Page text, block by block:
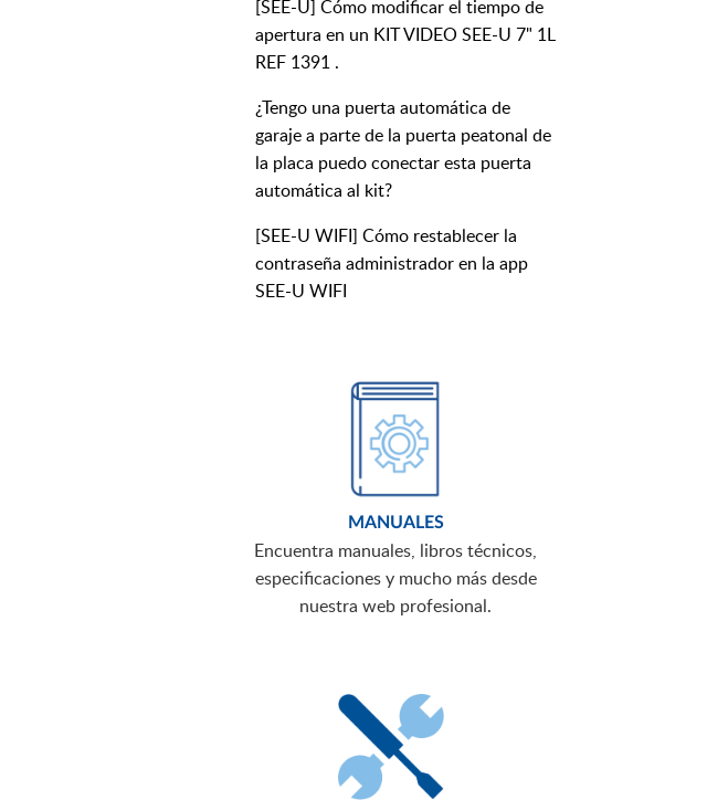
[SEE-U] Cómo modificar el tiempo de
apertura en un KIT VIDEO SEE-U 7" 1L
REF 1391 .
¿Tengo una puerta automática de
garaje a parte de la puerta peatonal de
la placa puedo conectar esta puerta
automática al kit?
[SEE-U WIFI] Cómo restablecer la
contraseña administrador en la app
SEE-U WIFI
MANUALES
Encuentra manuales, libros técnicos,
especificaciones y mucho más desde
nuestra web profesional.